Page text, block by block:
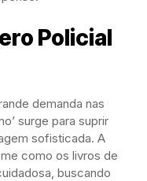
Policial
demanda nas
surge para suprir
sofisticada. A
como os livros de
buscando